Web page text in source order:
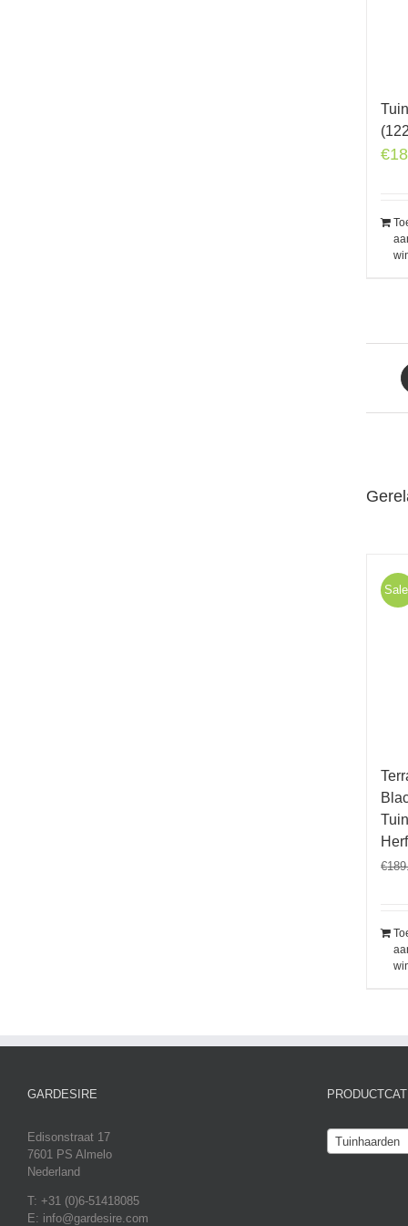
€
€
GARDESIRE
Edisonstraat 17
7601 PS Almelo
Nederland
T: +31 (0)6-51418085
E: info@gardesire.com
Tuinhaarden